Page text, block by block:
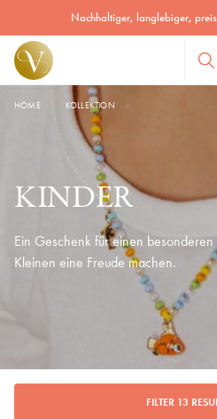
Nachhaltiger, langlebiger,
HOME KOLLEKTION
KINDER
Ein Geschenk für einen
Kleinen eine Freude machen.
FILTER 13
Kollektion für Kinder | Victoria Schmuck